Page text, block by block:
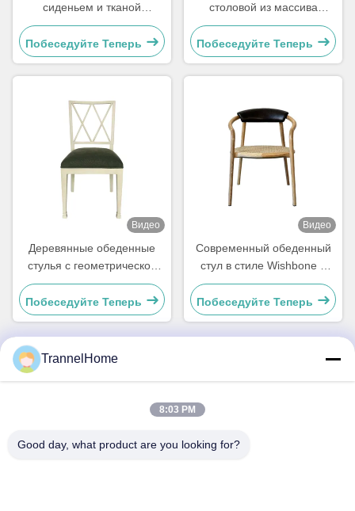
сиденьем и тканой
спинкой, легкая чистка,
удобный для столовой
Побеседуйте Теперь
столовой из массива
дерева 48x57x105,5 см,
мягкие, с резной спинкой в
виде лестницы
Побеседуйте Теперь
Видео
Деревянные обеденные
стулья с геометрической
спинкой и мягкой обивкой,
стильные, влагостойкие
Побеседуйте Теперь
Видео
Современный обеденный
стул в стиле Wishbone с
плетеным сиденьем и
кожаной спинкой
Побеседуйте Теперь
Комната 209, Здание 6, ул. Синсин, дом 8, улица Синцяо,
TrannelHome
8:03 PM
Good day, what product are you looking for?